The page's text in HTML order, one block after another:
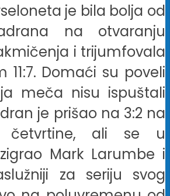
je bila bolja od
na otvaranju
i trijumfovala
11:7. Domaći su poveli
meča nisu ispuštali
je prišao na 3:2 na
četvrtine, ali se u
Mark Larumbe i
za seriju svog